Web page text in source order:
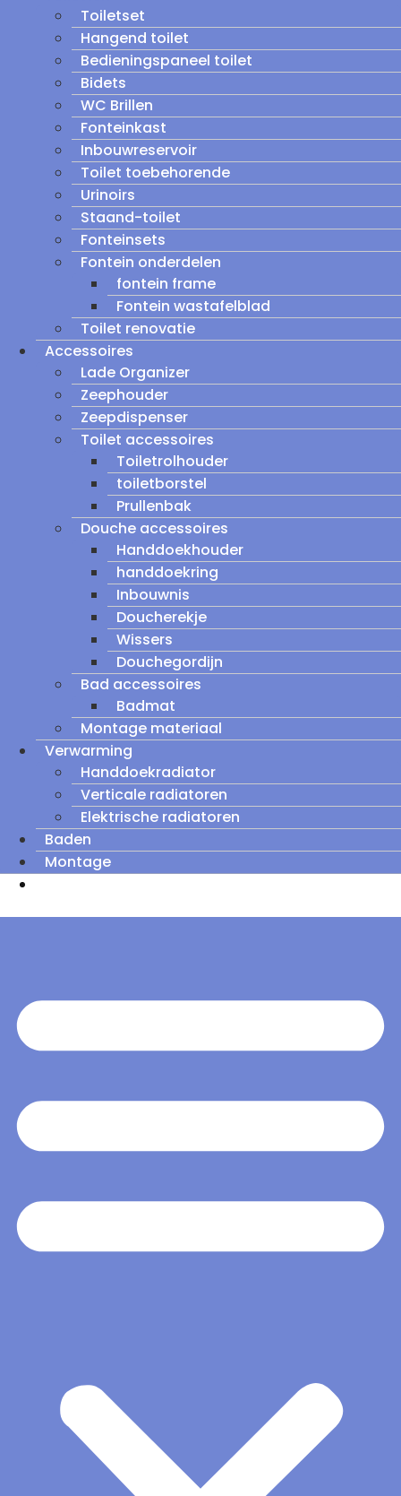
Toiletset
Hangend toilet
Bedieningspaneel toilet
Bidets
WC Brillen
Fonteinkast
Inbouwreservoir
Toilet toebehorende
Urinoirs
Staand-toilet
Fonteinsets
Fontein onderdelen
fontein frame
Fontein wastafelblad
Toilet renovatie
Accessoires
Lade Organizer
Zeephouder
Zeepdispenser
Toilet accessoires
Toiletrolhouder
toiletborstel
Prullenbak
Douche accessoires
Handdoekhouder
handdoekring
Inbouwnis
Doucherekje
Wissers
Douchegordijn
Bad accessoires
Badmat
Montage materiaal
Verwarming
Handdoekradiator
Verticale radiatoren
Elektrische radiatoren
Baden
Montage